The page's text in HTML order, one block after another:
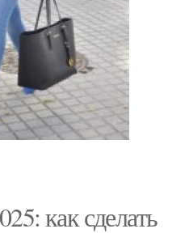
как сделать